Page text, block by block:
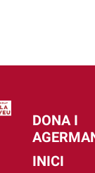
DONA I
INICI